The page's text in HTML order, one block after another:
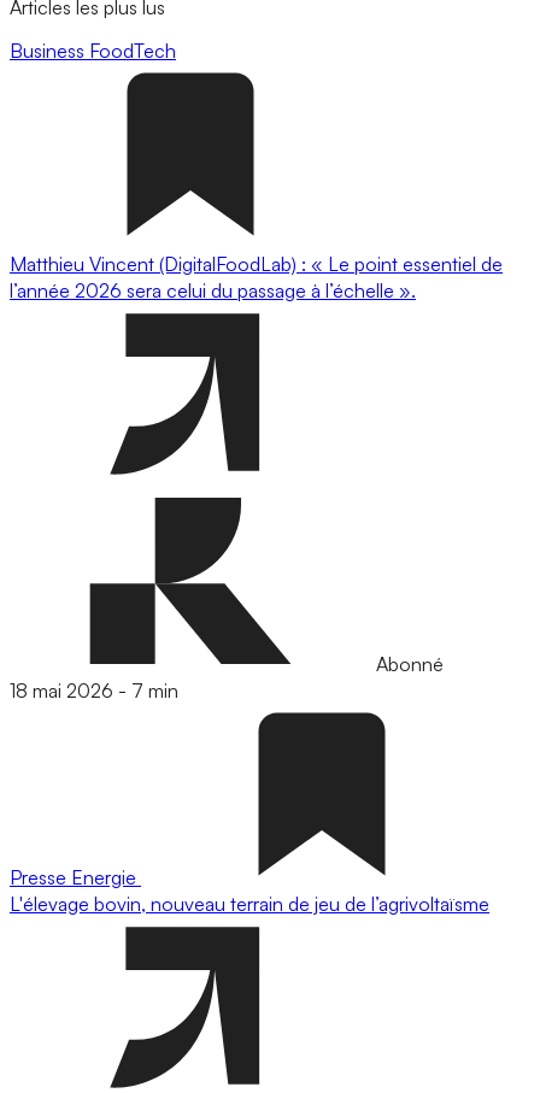
Articles les plus lus
Business FoodTech
Matthieu Vincent (DigitalFoodLab) : « Le point essentiel de
l’année 2026 sera celui du passage à l’échelle ».
Abonné
18 mai 2026 - 7 min
Presse Energie
L'élevage bovin, nouveau terrain de jeu de l’agrivoltaïsme